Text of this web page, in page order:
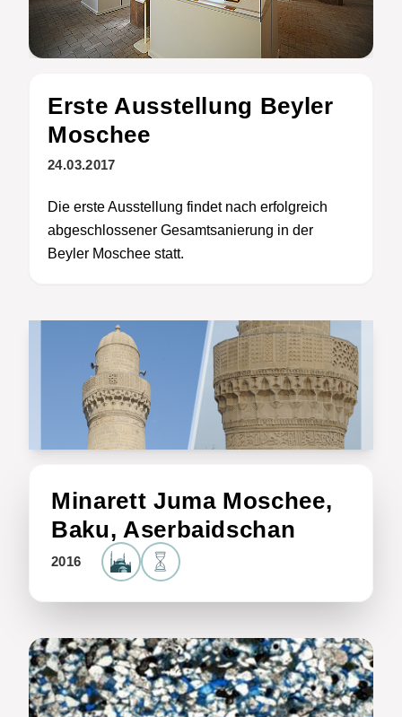
Erste Ausstellung Beyler
Moschee
24.03.2017
Die erste Ausstellung findet nach erfolgreich
abgeschlossener Gesamtsanierung in der
Beyler Moschee statt.
Minarett Juma Moschee,
Baku, Aserbaidschan
2016